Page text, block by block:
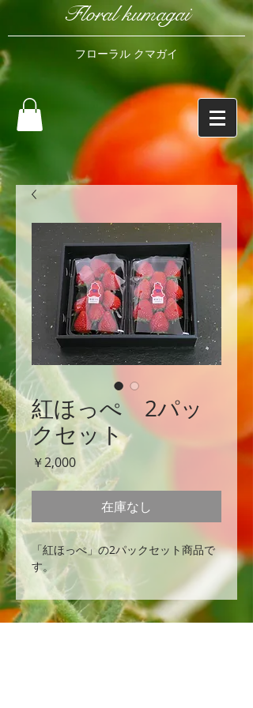
Floral kumagai
フローラル クマガイ
紅ほっぺ 2パッ
クセット
￥2,000価
格
在庫なし
「紅ほっぺ」の2パックセット商品で
す。